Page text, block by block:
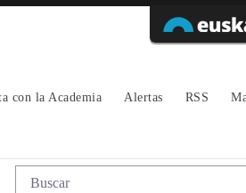
con la Academia Alertas RSS
dinámica de grupo
Búsqueda web